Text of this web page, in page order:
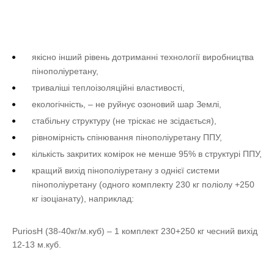
якісно інший рівень дотриманні технології виробництва
пінополіуретану,
триваліші теплоізоляційні властивості,
екологічність, – не руйнує озоновий шар Землі,
стабільну структуру (не тріскає не зсідається),
рівномірність спінювання пінополіуретану ППУ,
кількість закритих комірок не менше 95% в структурі ППУ,
кращий вихід пінополіуретану з однієї системи
пінополіуретану (одного комплекту 230 кг поліолу +250
кг ізоціанату), наприклад:
PuriosH (38-40кг/м.куб) – 1 комплект 230+250 кг чесний вихід
12-13 м.куб.